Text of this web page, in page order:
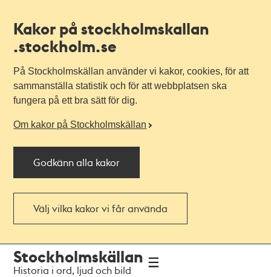
Kakor på stockholmskallan
.stockholm.se
På Stockholmskällan använder vi kakor, cookies, för att
sammanställa statistik och för att webbplatsen ska
fungera på ett bra sätt för dig.
Om kakor på Stockholmskällan
Godkänn alla kakor
Välj vilka kakor vi får använda
navigationen
huvudinnehållet
Stockholmskällan
Historia i ord, ljud och bild